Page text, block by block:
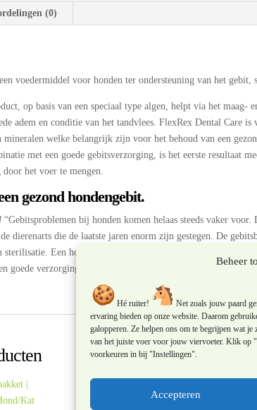
Beheer
Hé ruiter!
Net zoals jouw paard
ervaring bieden op onze website. Daarom
galopperen. Ze helpen ons om te begrijpen wat
van het juiste voer voor jouw viervoeter. Klik op
voorkeuren in bij "Instellingen".
Accepteren
(0)
voedermiddel voor honden ter ondersteuning van het gebit,
op basis van een speciaal type algen, helpt via het maag-
adem en conditie van het tandvlees. FlexRex Dental Care
mineralen welke belangrijk zijn voor het behoud van een
met een goede gebitsverzorging, is het eerste resultaat
het voer te mengen.
gezond hondengebit.
“Gebitsproblemen bij honden komen helaas steeds vaker
dierenarts die de laatste jaren enorm zijn gestegen. De
sterilisatie. Een hond heeft het gebit echt nodig en is een
goede verzorging van het gebit en de tandheelkundige zorg